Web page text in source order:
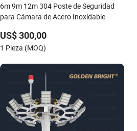
6m 9m 12m 304 Poste de Seguridad
para Cámara de Acero Inoxidable
US$ 300,00
1 Pieza (MOQ)